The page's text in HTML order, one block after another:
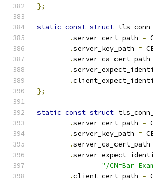
};
static const struct
.server_cert_path =
.server_key_path =
.server_ca_cert_path
.
.
};
static const struct
.server_cert_path =
.server_key_path =
.server_ca_cert_path
.
"/CN=Bar
.client_cert_path =